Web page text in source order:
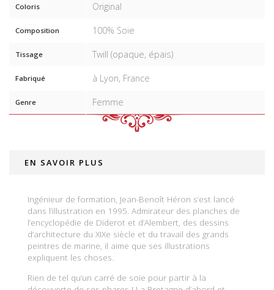
Coloris Original
Composition 100% Soie
Tissage Twill (opaque, épais)
Fabriqué à Lyon, France
Genre Femme
EN SAVOIR PLUS
Ingénieur de formation, Jean-Benoît Héron s’est lancé
dans l’illustration en 1995. Admirateur des planches de
l’encyclopédie de Diderot et d’Alembert, des dessins
d’architecture du XIXe siècle et du travail des grands
peintres de marine, il aime que ses illustrations
expliquent les choses.
Rien de tel qu’un carré de soie pour partir à la